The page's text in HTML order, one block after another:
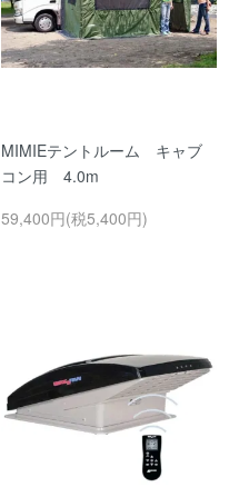
MIMIEテントルーム キャブ
コン用 4.0m
59,400円(税5,400円)